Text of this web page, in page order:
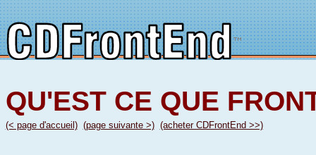
QU'EST CE QUE
(< page d'accueil) (page suivante >) (acheter CDFrontEnd >>)